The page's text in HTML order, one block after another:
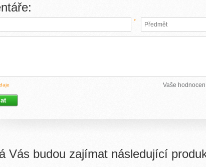
*
Vaše
Vás budou zajímat následující